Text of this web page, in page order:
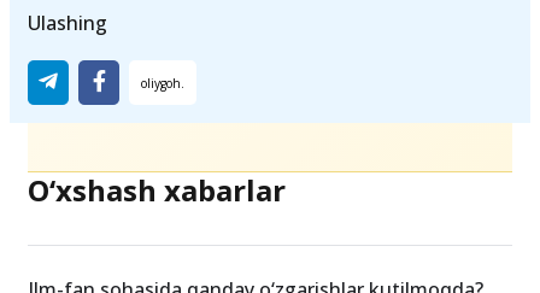
Ulashing
O‘xshash xabarlar